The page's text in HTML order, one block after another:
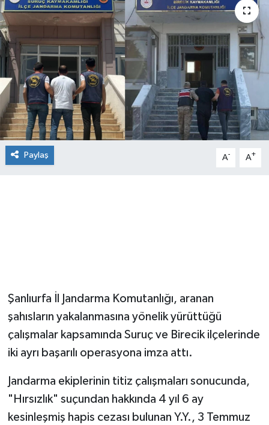
Paylaş A- A+
Şanlıurfa İl Jandarma Komutanlığı, aranan
şahısların yakalanmasına yönelik yürüttüğü
çalışmalar kapsamında Suruç ve Birecik ilçelerinde
iki ayrı başarılı operasyona imza attı.
Jandarma ekiplerinin titiz çalışmaları sonucunda,
"Hırsızlık" suçundan hakkında 4 yıl 6 ay
kesinleşmiş hapis cezası bulunan Y.Y., 3 Temmuz